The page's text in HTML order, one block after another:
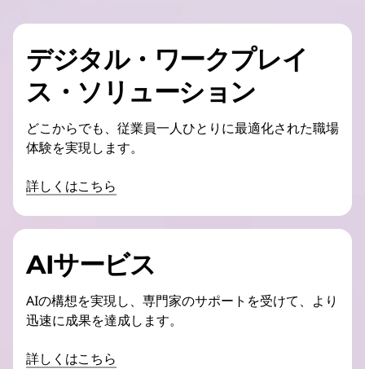
デジタル・ワークプレイ
ス・ソリューション
どこからでも、従業員一人ひとりに最適化された職場
体験を実現します。
詳しくはこちら
AIサービス
AIの構想を実現し、専門家のサポートを受けて、より
迅速に成果を達成します。
詳しくはこちら